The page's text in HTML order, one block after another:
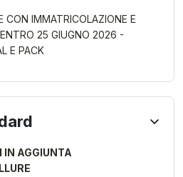
CON IMMATRICOLAZIONE E
25 GIUGNO 2026 -
E PACK
IN AGGIUNTA